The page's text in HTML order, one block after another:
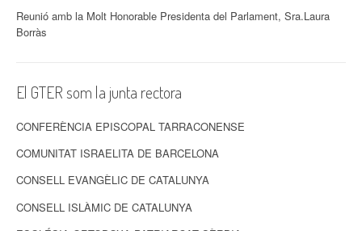
Reunió amb la Molt Honorable Presidenta del Parlament, Sra.Laura
Borràs
El GTER som la junta rectora
CONFERÈNCIA EPISCOPAL TARRACONENSE
COMUNITAT ISRAELITA DE BARCELONA
CONSELL EVANGÈLIC DE CATALUNYA
CONSELL ISLÀMIC DE CATALUNYA